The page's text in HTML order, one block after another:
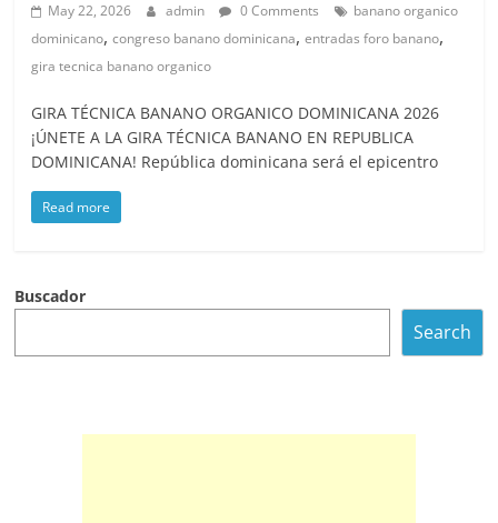
May 22, 2026 admin 0 Comments
banano organico
dominicano,congreso banano dominicana,entradas foro banano,
gira tecnica banano organico
GIRA TÉCNICA BANANO ORGANICO DOMINICANA 2026
¡ÚNETE A LA GIRA TÉCNICA BANANO EN REPUBLICA
DOMINICANA! República dominicana será el epicentro
Read more
Buscador
Search